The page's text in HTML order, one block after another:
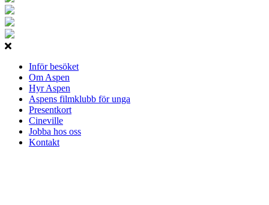
Inför besöket
Om Aspen
Hyr Aspen
Aspens filmklubb för unga
Presentkort
Cineville
Jobba hos oss
Kontakt